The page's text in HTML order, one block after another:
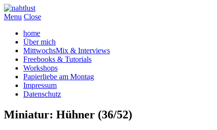
Menu Close
home
Über mich
MittwochsMix & Interviews
Freebooks & Tutorials
Workshops
Papierliebe am Montag
Impressum
Datenschutz
Miniatur: Hühner (36/52)